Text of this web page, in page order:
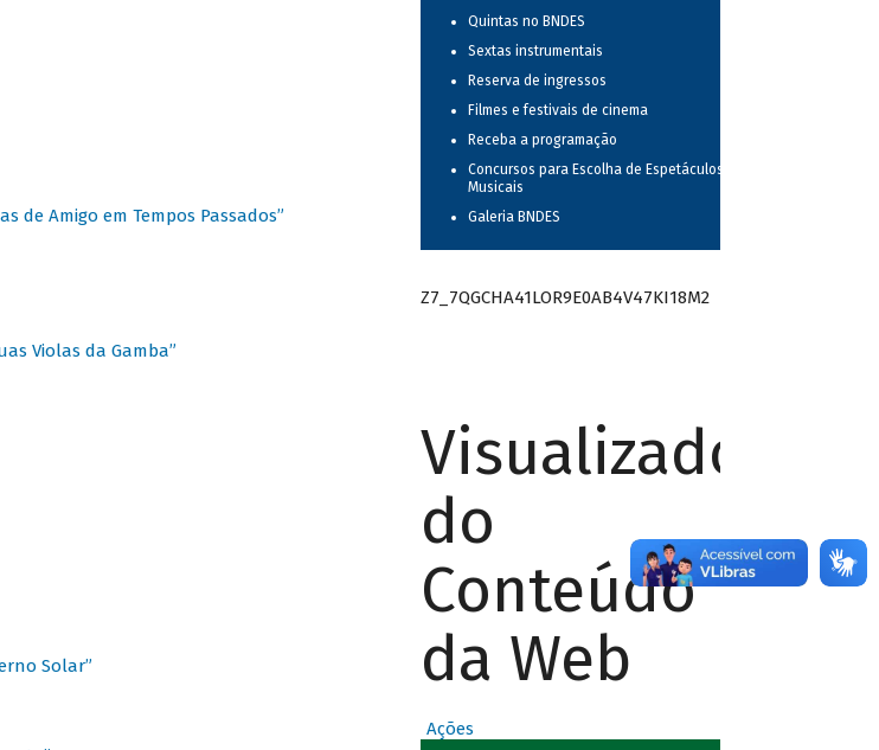
de Amigo em Tempos Passados”
Violas da Gamba”
Solar”
Quintas no BNDES
Sextas instrumentais
Reserva de ingressos
Filmes e festivais de cinema
Receba a programação
Concursos para Escolha de Espetáculos
Musicais
Galeria BNDES
Z7_7QGCHA41LOR9E0AB4V47KI18M2
Visualizador
do
Conteúdo
da Web
Ações